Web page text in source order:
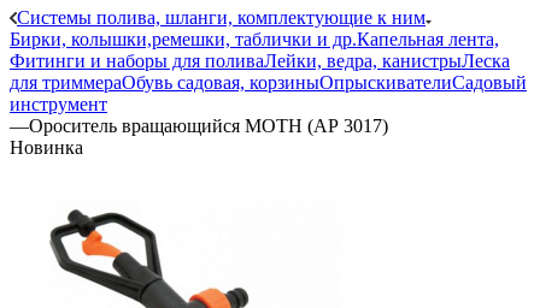
Системы полива, шланги, комплектующие к ним
Бирки, колышки,ремешки, таблички и др.Капельная лента,
Фитинги и наборы для поливаЛейки, ведра, канистрыЛеска
для триммераОбувь садовая, корзиныОпрыскивателиСадовый
инструмент
—Ороситель вращающийся МОТН (АР 3017)
Новинка